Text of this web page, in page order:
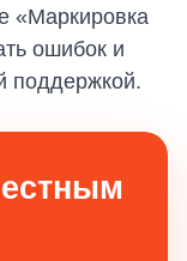
«Маркировка
ошибок и
поддержкой.